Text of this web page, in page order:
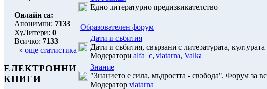
Онлайн са:
Анонимни: 7133
ХуЛитери: 0
Всичко: 7133
» още статистика
ЕЛЕКТРОННИ
КНИГИ
Едно литературно предизвикателство
Образователен форум
Дати и събития
Дати и събития, свързани с литературата,
Модератори alfa_c, viatarna, Valka
Знание
"Знанието е сила, мъдростта - свобода". Форум за
Модератор viatarna